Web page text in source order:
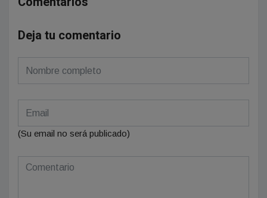
Deja tu comentario
(Su email no será publicado)